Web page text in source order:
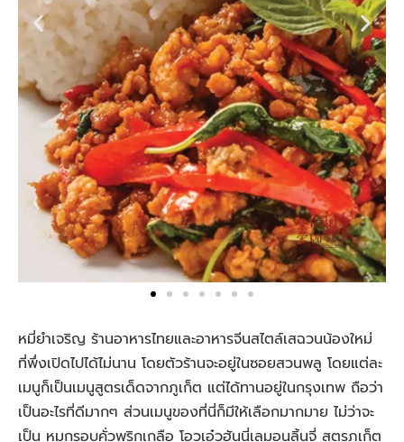
หมี่ยำเจริญ ร้านอาหารไทยและอาหารจีนสไตล์เสฉวนน้องใหม่
ที่พึ่งเปิดไปได้ไม่นาน โดยตัวร้านจะอยู่ในซอยสวนพลู โดยแต่ละ
เมนูก็เป็นเมนูสูตรเด็ดจากภูเก็ต แต่ได้ทานอยู่ในกรุงเทพ ถือว่า
เป็นอะไรที่ดีมากๆ ส่วนเมนูของที่นี่ก็มีให้เลือกมากมาย ไม่ว่าจะ
เป็น หมูกรอบคั่วพริกเกลือ โอวเอ๋วฮันนี่เลมอนลิ้นจี่ สูตรภูเก็ต